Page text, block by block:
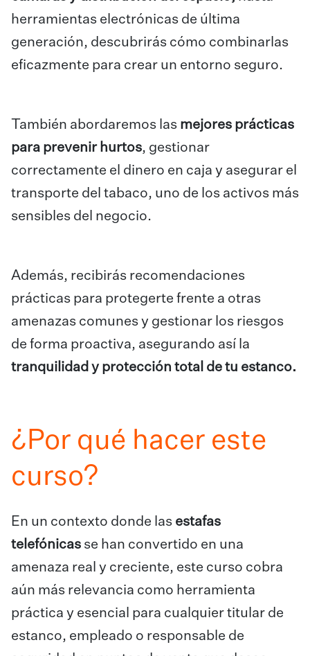
herramientas electrónicas de última
generación, descubrirás cómo combinarlas
eficazmente para crear un entorno seguro.
También abordaremos las mejores prácticas
para prevenir hurtos, gestionar
correctamente el dinero en caja y asegurar el
transporte del tabaco, uno de los activos más
sensibles del negocio.
Además, recibirás recomendaciones
prácticas para protegerte frente a otras
amenazas comunes y gestionar los riesgos
de forma proactiva, asegurando así la
tranquilidad y protección total de tu estanco.
¿Por qué hacer este
curso?
En un contexto donde las estafas
telefónicas se han convertido en una
amenaza real y creciente, este curso cobra
aún más relevancia como herramienta
práctica y esencial para cualquier titular de
estanco, empleado o responsable de